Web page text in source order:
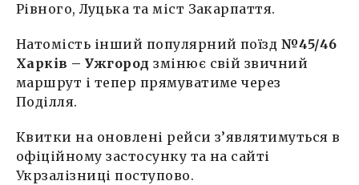
Рівного, Луцька та міст Закарпаття.
Натомість інший популярний поїзд №45/46
Харків – Ужгород змінює свій звичний
маршрут і тепер прямуватиме через
Поділля.
Квитки на оновлені рейси з’являтимуться в
офіційному застосунку та на сайті
Укрзалізниці поступово.